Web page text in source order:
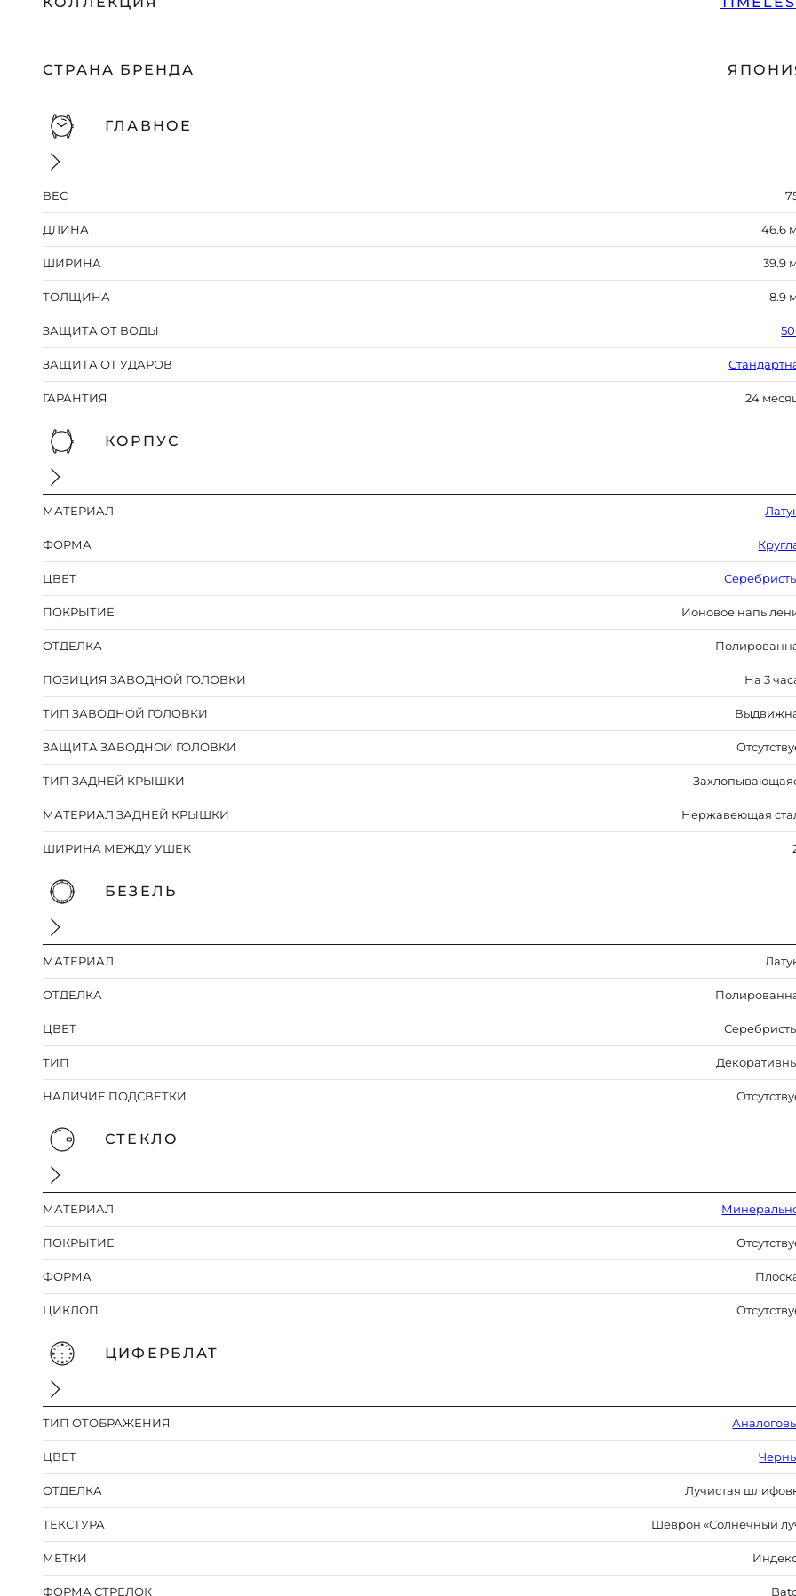
СТРАНА БРЕНДА
ГЛАВНОЕ
ВЕС
ДЛИНА 46.6
ШИРИНА 39.9
ТОЛЩИНА 8.9
ЗАЩИТА ОТ ВОДЫ
ЗАЩИТА ОТ УДАРОВ
ГАРАНТИЯ 24
КОРПУС
МАТЕРИАЛ
ФОРМА
ЦВЕТ
ПОКРЫТИЕ Ионовое
ОТДЕЛКА
ПОЗИЦИЯ ЗАВОДНОЙ ГОЛОВКИ На 3
ТИП ЗАВОДНОЙ ГОЛОВКИ
ЗАЩИТА ЗАВОДНОЙ ГОЛОВКИ
ТИП ЗАДНЕЙ КРЫШКИ
МАТЕРИАЛ ЗАДНЕЙ КРЫШКИ Нержавеющая
ШИРИНА МЕЖДУ УШЕК
БЕЗЕЛЬ
МАТЕРИАЛ
ОТДЕЛКА
ЦВЕТ
ТИП
НАЛИЧИЕ ПОДСВЕТКИ
СТЕКЛО
МАТЕРИАЛ
ПОКРЫТИЕ
ФОРМА
ЦИКЛОП
ЦИФЕРБЛАТ
ТИП ОТОБРАЖЕНИЯ
ЦВЕТ
ОТДЕЛКА Лучистая
ТЕКСТУРА Шеврон «Солнечный
МЕТКИ
ФОРМА СТРЕЛОК